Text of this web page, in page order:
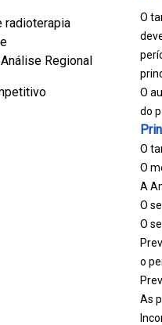
radioterapia
Regional
O
O
do
O
O
A
O
O
o
As